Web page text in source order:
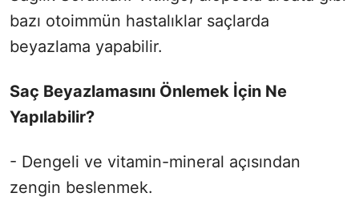
bazı otoimmün hastalıklar saçlarda
beyazlama yapabilir.
Saç Beyazlamasını Önlemek İçin Ne
Yapılabilir?
- Dengeli ve vitamin-mineral açısından
zengin beslenmek.